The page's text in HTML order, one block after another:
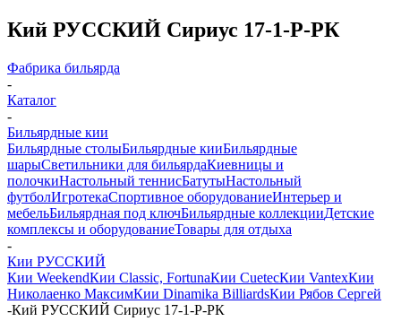
Кий РУССКИЙ Сириус 17-1-Р-РК
Фабрика бильярда
-
Каталог
-
Бильярдные кии
Бильярдные столыБильярдные кииБильярдные
шарыСветильники для бильярдаКиевницы и
полочкиНастольный теннисБатутыНастольный
футболИгротекаСпортивное оборудованиеИнтерьер и
мебельБильярдная под ключБильярдные коллекцииДетские
комплексы и оборудованиеТовары для отдыха
-
Кии РУССКИЙ
Кии WeekendКии Classic, FortunaКии CuetecКии VantexКии
Николаенко МаксимКии Dinamika BilliardsКии Рябов Сергей
-Кий РУССКИЙ Сириус 17-1-Р-РК